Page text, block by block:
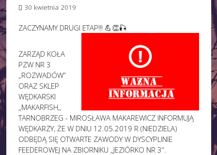
30 kwietnia 2019
ZACZYNAMY DRUGI ETAP!!! 💪👏🎣
ZARZĄD KOŁA
PZW NR 3
„ROZWADÓW”
ORAZ SKLEP
WĘDKARSKI
,,MAKARFISH,,
TARNOBRZEG - MIROSŁAWA MAKAREWICZ INFORMUJĄ
WĘDKARZY, ŻE W DNIU 12.05.2019 R (NIEDZIELA)
ODBĘDĄ SIĘ OTWARTE ZAWODY W DYSCYPLINIE
FEEDEROWEJ NA ZBIORNIKU „JEZIÓRKO NR 3”.